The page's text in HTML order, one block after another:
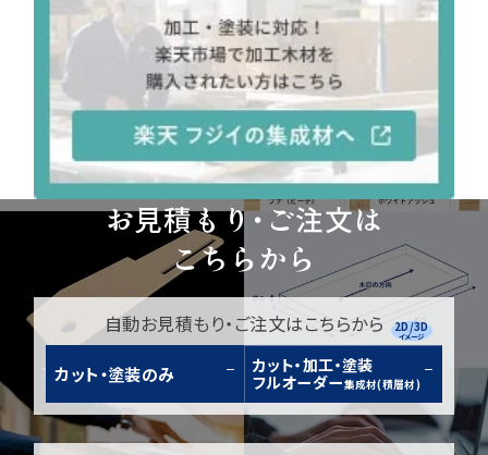
お見積もり・ご注文は
こちらから
自動お見積もり・ご注文はこちらから
カット・塗装のみ
カット・加工・塗装
フルオーダー集成材(積層材)
2D/3D
イメージ